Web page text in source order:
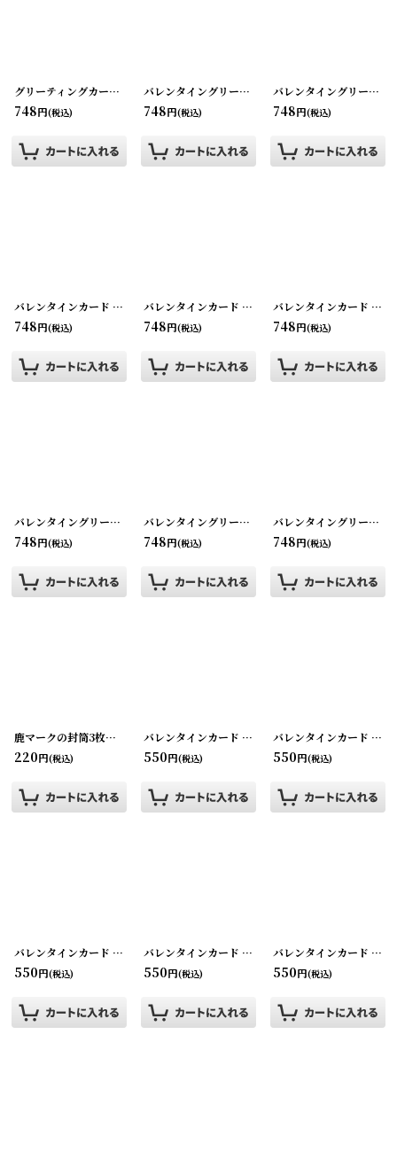
グリーティングカード・ビンテージカード スワン 220902-34]
748円(税込)
バレンタイングリーティング バレンタインカード
748円(税込)
バレンタイングリーティング バレンタインカード
748円(税込)
バレンタインカード ヴィンテージグリーティングカード [220117-4]
748円(税込)
バレンタインカード ヴィンテージグリーティングカード
748円(税込)
バレンタインカード ヴィンテージグリーティングカード
748円(税込)
バレンタイングリーティングカード [220117-9]
748円(税込)
バレンタイングリーティングカード [220117-11]
748円(税込)
バレンタイングリーティングカード
748円(税込)
鹿マークの封筒3枚セット THE HARTFORD INSURANCE GROUP [
220円(税込)
バレンタインカード バレンタイングリーティング
550円(税込)
バレンタインカード バレンタイングリーティング
550円(税込)
バレンタインカード バレンタイングリーティング 220107-9]
550円(税込)
バレンタインカード バレンタイングリーティング
550円(税込)
バレンタインカード バレンタイングリーティング
550円(税込)